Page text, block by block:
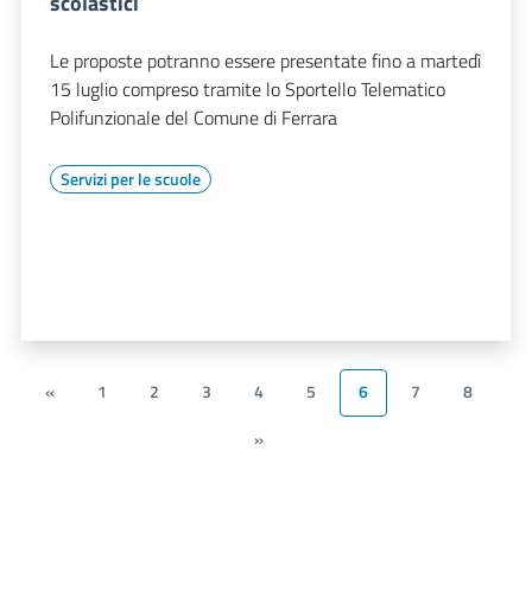
Le proposte potranno essere presentate fino a martedì
15 luglio compreso tramite lo Sportello Telematico
Polifunzionale del Comune di Ferrara
Servizi per le scuole
« 1 2 3 4 5 6 7
8
»